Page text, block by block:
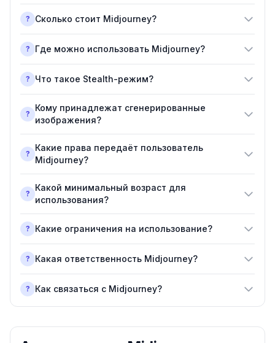
? Сколько стоит Midjourney?
? Где можно использовать Midjourney?
? Что такое Stealth-режим?
?
Кому принадлежат сгенерированные
изображения?
?
Какие права передаёт пользователь
Midjourney?
?
Какой минимальный возраст для
использования?
? Какие ограничения на использование?
? Какая ответственность Midjourney?
? Как связаться с Midjourney?